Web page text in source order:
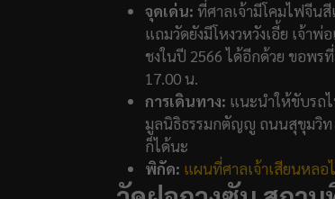
จุดเด่น: ที่ศาลเจ้ามีโคมไฟจีน
แถมวัดยังมีโหงวหวังเอี้ย เจ้าพ่
ชงในปี 2566 ได้อีกด้วย ขอพร
17.00 น.
การเดินทาง: แนะนำให้ขับรถ
มูลนิธิธรรมกตัญญู ถนนสุขุมวิท
ก็ได้นะ
พิกัด: แผนที่ศาลเจ้าเสียนหลอ